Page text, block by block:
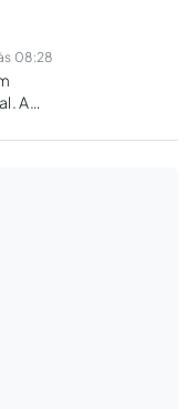
08:28
A
afeta